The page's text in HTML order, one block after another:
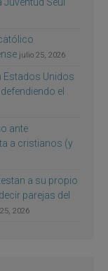
julio 25, 2026
Estados Unidos
el
ante
a cristianos (y
a su propio
parejas del
2026